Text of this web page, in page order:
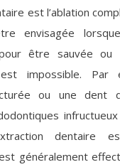
est l’ablation
envisagée
être sauvée ou
est impossible. Par
ou une dent
dentaire
généralement